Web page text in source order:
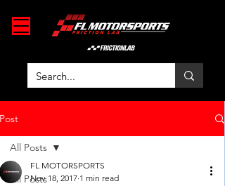
Post
All Posts
All Posts
FL MOTORSPORTS
Nov 18, 2017 1 min read